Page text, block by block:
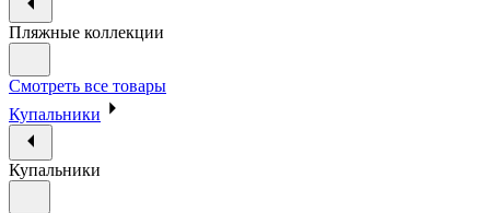
Пляжные коллекции
Смотреть все товары
Купальники
Купальники